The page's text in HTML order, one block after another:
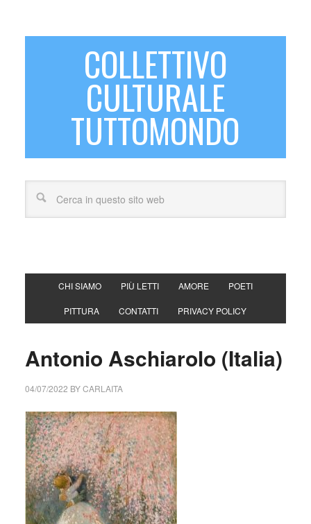
COLLETTIVO
CULTURALE
TUTTOMONDO
CHI SIAMO PIÙ LETTI AMORE POETI
PITTURA CONTATTI PRIVACY POLICY
Antonio Aschiarolo (Italia)
04/07/2022 BYCARLAITA